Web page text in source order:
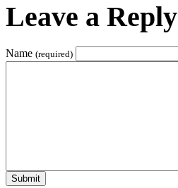
Leave a Reply
Name (required)